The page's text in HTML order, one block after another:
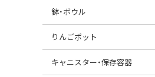
コーヒードリッパー
すべて見る
大皿（24cm〜）
中皿（18〜24cm）
鉢・ボウル
大鉢（21cm〜）
中鉢（16〜21cm）
りんごポット
りんごポット
キャニスター・保存容器